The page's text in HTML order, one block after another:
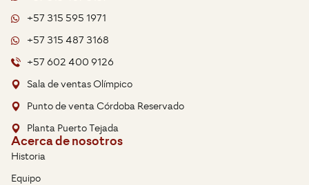
+57 315 595 1971
+57 315 487 3168
+57 602 400 9126
Sala de ventas Olímpico
Punto de venta Córdoba Reservado
Planta Puerto Tejada
Acerca de nosotros
Historia
Equipo